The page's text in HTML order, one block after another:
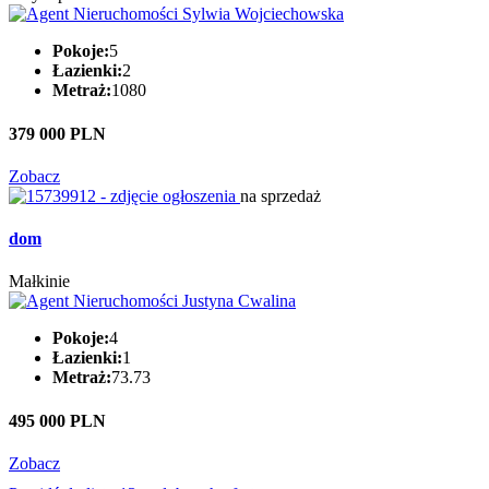
Pokoje:5
Łazienki:2
Metraż:1080
379 000 PLN
Zobacz
na sprzedaż
dom
Małkinie
Pokoje:4
Łazienki:1
Metraż:73.73
495 000 PLN
Zobacz